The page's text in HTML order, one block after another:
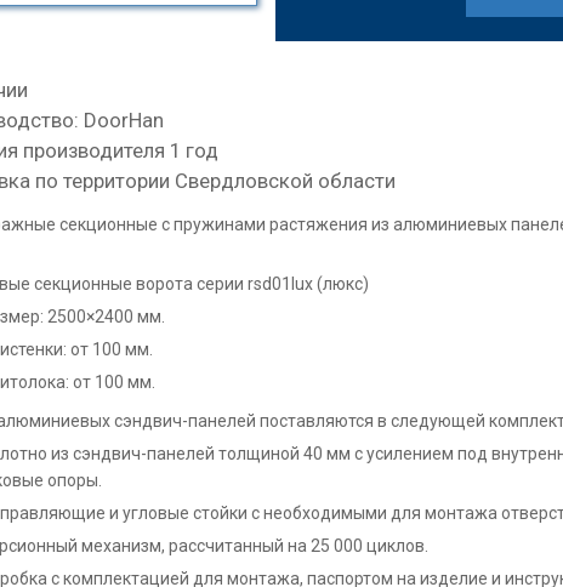
DoorHan
производителя 1 год
по территории Свердловской области
секционные с пружинами растяжения из алюминиевых
секционные ворота серии rsd01lux (люкс)
2500×2400 мм.
от 100 мм.
от 100 мм.
сэндвич-панелей поставляются в следующей
из сэндвич-панелей толщиной 40 мм с усилением под
опоры.
и угловые стойки с необходимыми для монтажа
механизм, рассчитанный на 25 000 циклов.
с комплектацией для монтажа, паспортом на изделие и